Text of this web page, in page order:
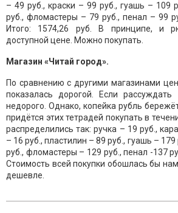
– 49 руб., краски – 99 руб., гуашь – 109
руб., фломастеры – 79 руб., пенал – 99
Итого: 1574,26 руб. В принципе, и
доступной цене. Можно покупать.
Магазин «Читай город».
По сравнению с другими магазинами
показалась дорогой. Если
недорого. Однако, копейка рубль
придётся этих тетрадей покупать в
распределились так: ручка – 19 руб.,
– 16 руб., пластилин – 89 руб., гуашь –
руб., фломастеры – 129 руб., пенал -137
Стоимость всей покупки обошлась бы
дешевле.